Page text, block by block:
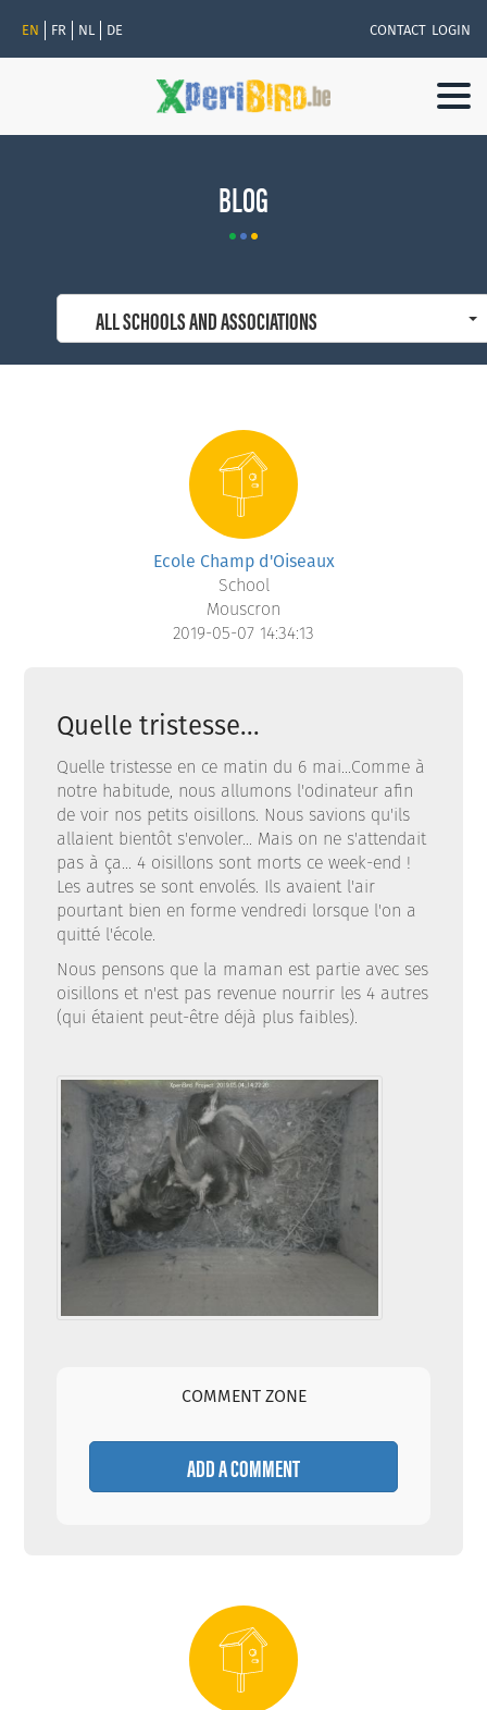
EN FR NL DE CONTACT LOGIN
BLOG
ALL SCHOOLS AND ASSOCIATIONS
Ecole Champ d'Oiseaux
School
Mouscron
2019-05-07 14:34:13
Quelle tristesse...
Quelle tristesse en ce matin du 6 mai...Comme à
notre habitude, nous allumons l'odinateur afin
de voir nos petits oisillons. Nous savions qu'ils
allaient bientôt s'envoler... Mais on ne s'attendait
pas à ça... 4 oisillons sont morts ce week-end !
Les autres se sont envolés. Ils avaient l'air
pourtant bien en forme vendredi lorsque l'on a
quitté l'école.
Nous pensons que la maman est partie avec ses
oisillons et n'est pas revenue nourrir les 4 autres
(qui étaient peut-être déjà plus faibles).
COMMENT ZONE
ADD A COMMENT